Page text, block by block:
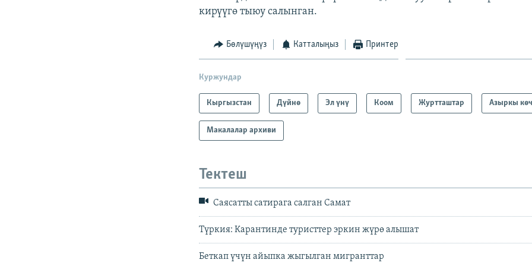
кирүүгө тыюу салынган.
Бөлүшүңүз Катталыңыз Принтер
Куржундар
Кыргызстан Дүйнө Эл үнү Коом Журтташтар Азыркы
Макалалар архиви
Тектеш
Саясатты сатирага салган Самат
Түркия: Карантинде туристтер эркин жүрө алышат
Беткап үчүн айыпка жыгылган мигранттар